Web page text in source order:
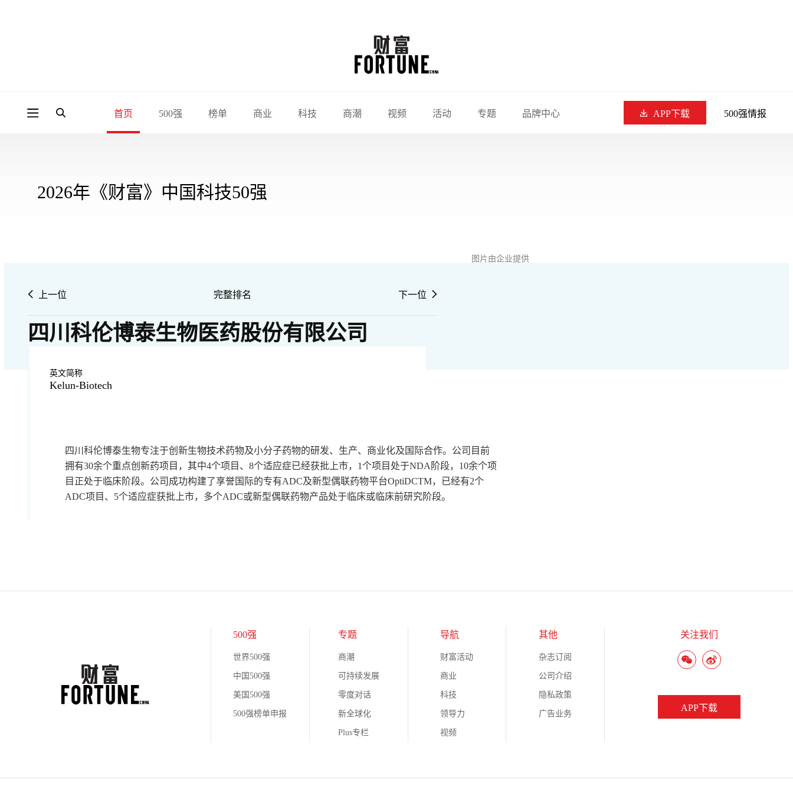
首页 500强 榜单 商业 科技 商潮 视频 活动 专题 品牌中心 APP下载 500强情报
2026年《财富》中国科技50强
上一位 完整排名 下一位
四川科伦博泰生物医药股份有限公司
图片由企业提供
英文简称
Kelun-Biotech
四川科伦博泰生物专注于创新生物技术药物及小分子药物的研发、生产、商业化及国际合作。公司目前
拥有30余个重点创新药项目，其中4个项目、8个适应症已经获批上市，1个项目处于NDA阶段，10余个项
目正处于临床阶段。公司成功构建了享誉国际的专有ADC及新型偶联药物平台OptiDCTM，已经有2个
ADC项目、5个适应症获批上市，多个ADC或新型偶联药物产品处于临床或临床前研究阶段。
500强
世界500强
中国500强
美国500强
500强榜单申报
专题
商潮
可持续发展
零度对话
新全球化
Plus专栏
导航
财富活动
商业
科技
领导力
视频
其他
杂志订阅
公司介绍
隐私政策
广告业务
关注我们
APP下载